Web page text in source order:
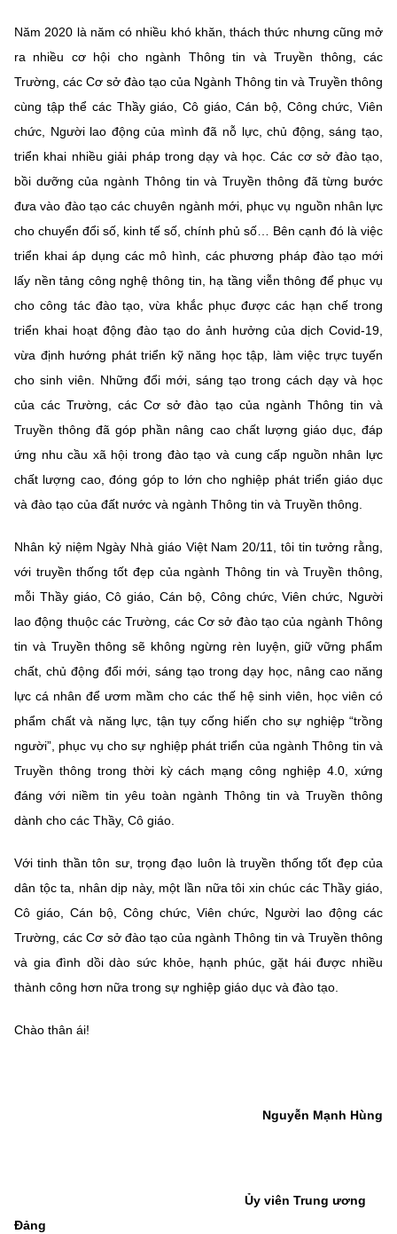
Năm 2020 là năm có nhiều khó khăn, thách thức nhưng cũng mở
ra nhiều cơ hội cho ngành Thông tin và Truyền thông, các
Trường, các Cơ sở đào tạo của Ngành Thông tin và Truyền thông
cùng tập thể các Thầy giáo, Cô giáo, Cán bộ, Công chức, Viên
chức, Người lao động của mình đã nỗ lực, chủ động, sáng tạo,
triển khai nhiều giải pháp trong dạy và học. Các cơ sở đào tạo,
bồi dưỡng của ngành Thông tin và Truyền thông đã từng bước
đưa vào đào tạo các chuyên ngành mới, phục vụ nguồn nhân lực
cho chuyển đổi số, kinh tế số, chính phủ số… Bên cạnh đó là việc
triển khai áp dụng các mô hình, các phương pháp đào tạo mới
lấy nền tảng công nghệ thông tin, hạ tầng viễn thông để phục vụ
cho công tác đào tạo, vừa khắc phục được các hạn chế trong
triển khai hoạt động đào tạo do ảnh hưởng của dịch Covid-19,
vừa định hướng phát triển kỹ năng học tập, làm việc trực tuyến
cho sinh viên. Những đổi mới, sáng tạo trong cách dạy và học
của các Trường, các Cơ sở đào tạo của ngành Thông tin và
Truyền thông đã góp phần nâng cao chất lượng giáo dục, đáp
ứng nhu cầu xã hội trong đào tạo và cung cấp nguồn nhân lực
chất lượng cao, đóng góp to lớn cho nghiệp phát triển giáo dục
và đào tạo của đất nước và ngành Thông tin và Truyền thông.
Nhân kỷ niệm Ngày Nhà giáo Việt Nam 20/11, tôi tin tưởng rằng,
với truyền thống tốt đẹp của ngành Thông tin và Truyền thông,
mỗi Thầy giáo, Cô giáo, Cán bộ, Công chức, Viên chức, Người
lao động thuộc các Trường, các Cơ sở đào tạo của ngành Thông
tin và Truyền thông sẽ không ngừng rèn luyện, giữ vững phẩm
chất, chủ động đổi mới, sáng tạo trong dạy học, nâng cao năng
lực cá nhân để ươm mầm cho các thế hệ sinh viên, học viên có
phẩm chất và năng lực, tận tụy cống hiến cho sự nghiệp “trồng
người”, phục vụ cho sự nghiệp phát triển của ngành Thông tin và
Truyền thông trong thời kỳ cách mạng công nghiệp 4.0, xứng
đáng với niềm tin yêu toàn ngành Thông tin và Truyền thông
dành cho các Thầy, Cô giáo.
Với tinh thần tôn sư, trọng đạo luôn là truyền thống tốt đẹp của
dân tộc ta, nhân dịp này, một lần nữa tôi xin chúc các Thầy giáo,
Cô giáo, Cán bộ, Công chức, Viên chức, Người lao động các
Trường, các Cơ sở đào tạo của ngành Thông tin và Truyền thông
và gia đình dồi dào sức khỏe, hạnh phúc, gặt hái được nhiều
thành công hơn nữa trong sự nghiệp giáo dục và đào tạo.
Chào thân ái!
Nguyễn Mạnh Hùng
Ủy viên Trung ương
Đảng